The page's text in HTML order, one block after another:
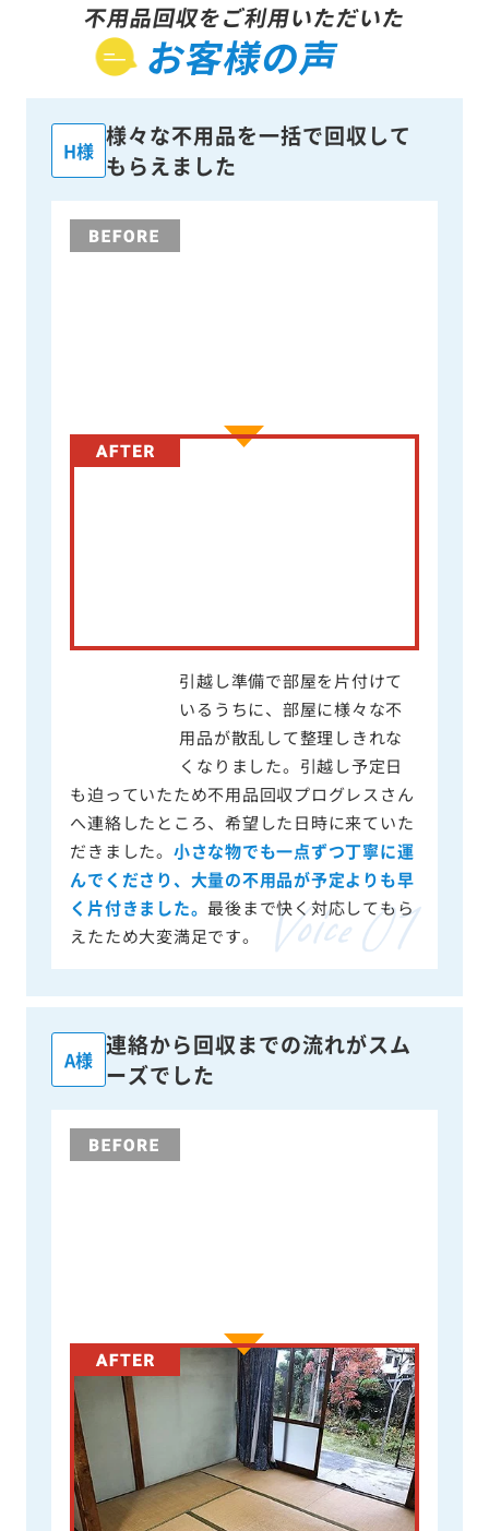
不用品回収をご利用いただいた
お客様の声
H様
様々な不用品を一括で回収して
もらえました
引越し準備で部屋を片付けて
いるうちに、部屋に様々な不
用品が散乱して整理しきれな
くなりました。引越し予定日
も迫っていたため不用品回収プログレスさん
へ連絡したところ、希望した日時に来ていた
だきました。 小さな物でも一点ずつ丁寧に運
んでくださり、大量の不用品が予定よりも早
く片付きました。 最後まで快く対応してもら
えたため大変満足です。
A様
連絡から回収までの流れがスム
ーズでした